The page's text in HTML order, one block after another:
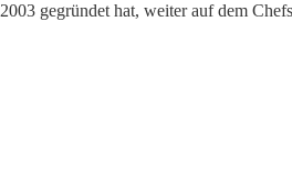
gegründet hat, weiter auf dem